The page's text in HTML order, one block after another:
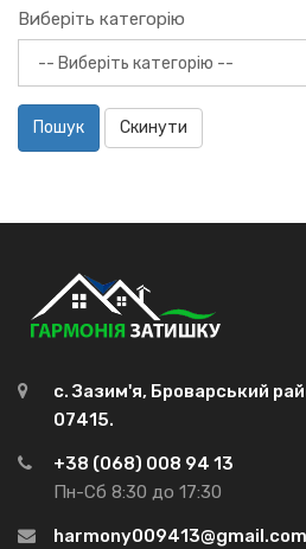
Виберіть категорію
Пошук Скинути
с. Зазим'я, Броварський
07415.
+38 (068) 008 94 13
Пн-Сб 8:30 до 17:30
harmony009413@gmail.com